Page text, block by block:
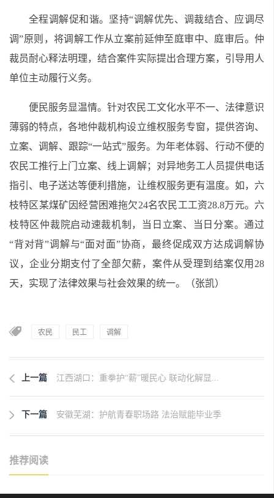
全程调解促和谐。坚持“调解优先、调裁结合、应调尽
调”原则，将调解工作从立案前延伸至庭审中、庭审后。仲
裁员耐心释法明理，结合案件实际提出合理方案，引导用人
单位主动履行义务。
便民服务显温情。针对农民工文化水平不一、法律意识
薄弱的特点，各地仲裁机构设立维权服务专窗，提供咨询、
立案、调解、跟踪“一站式”服务。为年老体弱、行动不便的
农民工推行上门立案、线上调解；对异地务工人员提供电话
指引、电子送达等便利措施，让维权服务更有温度。如，六
枝特区某煤矿因经营困难拖欠24名农民工工资28.8万元。六
枝特区仲裁院启动速裁机制，当日立案、当日分案。通过
“背对背”调解与“面对面”协商，最终促成双方达成调解协
议，企业分期支付了全部欠薪，案件从受理到结案仅用28
天，实现了法律效果与社会效果的统一。（张凯）
农民 民工 调解
上一篇 江西湖口：重拳护“薪”暖民心 联动化解显...
下一篇 安徽芜湖：护航青春职场路 法治赋能毕业季
推荐阅读